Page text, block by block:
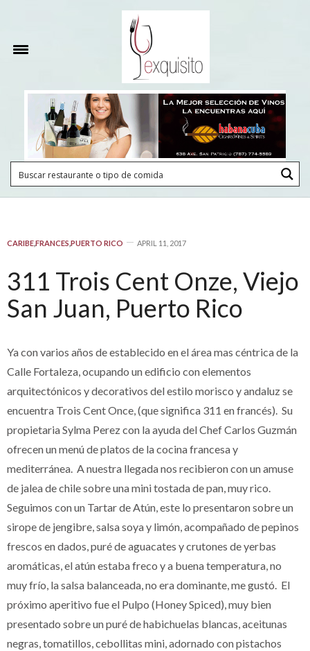
CARIBE,FRANCES,PUERTO RICO APRIL 11, 2017
311 Trois Cent Onze, Viejo
San Juan, Puerto Rico
Ya con varios años de establecido en el área mas céntrica de la
Calle Fortaleza, ocupando un edificio con elementos
arquitectónicos y decorativos del estilo morisco y andaluz se
encuentra Trois Cent Once, (que significa 311 en francés). Su
propietaria Sylma Perez con la ayuda del Chef Carlos Guzmán
ofrecen un menú de platos de la cocina francesa y
mediterránea. A nuestra llegada nos recibieron con un amuse
de jalea de chile sobre una mini tostada de pan, muy rico.
Seguimos con un Tartar de Atún, este lo presentaron sobre un
sirope de jengibre, salsa soya y limón, acompañado de pepinos
frescos en dados, puré de aguacates y crutones de yerbas
aromáticas, el atún estaba freco y a buena temperatura, no
muy frío, la salsa balanceada, no era dominante, me gustó. El
próximo aperitivo fue el Pulpo (Honey Spiced), muy bien
presentado sobre un puré de habichuelas blancas, aceitunas
negras, tomatillos, cebollitas mini, adornado con pistachos